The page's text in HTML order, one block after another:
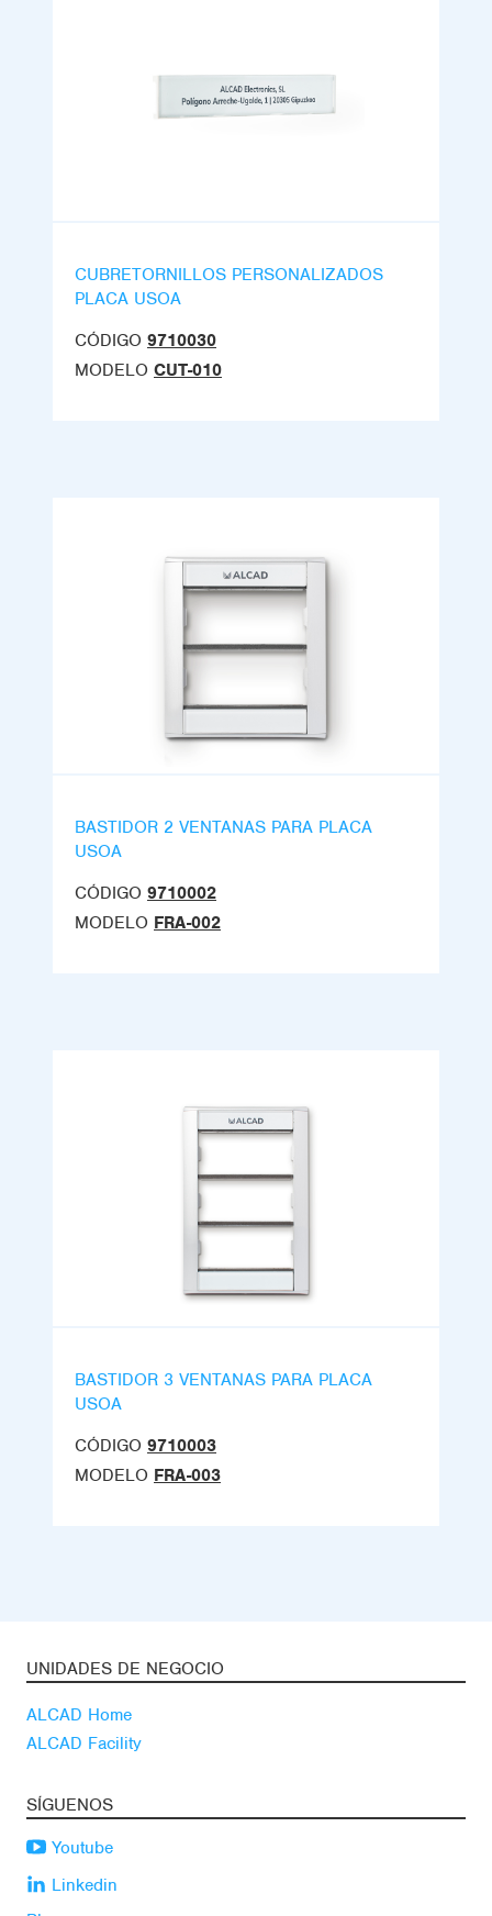
CUBRETORNILLOS PERSONALIZADOS
PLACA USOA
CÓDIGO 9710030
MODELO CUT-010
BASTIDOR 2 VENTANAS PARA PLACA
USOA
CÓDIGO 9710002
MODELO FRA-002
BASTIDOR 3 VENTANAS PARA PLACA
USOA
CÓDIGO 9710003
MODELO FRA-003
UNIDADES DE NEGOCIO
ALCAD Home
ALCAD Facility
SÍGUENOS
Youtube
Linkedin